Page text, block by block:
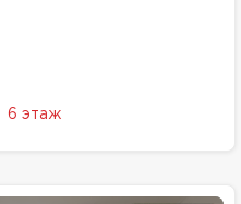
6 этаж